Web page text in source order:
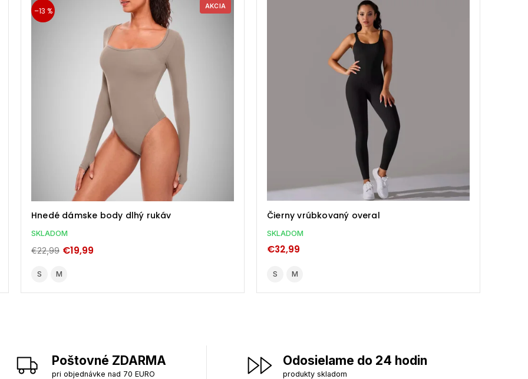
AKCIA
–13 %
Hnedé dámske body dlhý rukáv
SKLADOM
€22,99 €19,99
S M
Čierny vrúbkovaný overal
SKLADOM
€32,99
S M
Poštovné ZDARMA
pri objednávke nad 70 EURO
Odosielame do 24 hodin
produkty skladom